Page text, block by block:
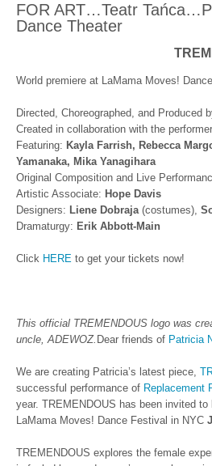
FOR ART…Teatr
Dance Theater
World premiere at LaMama Moves!
Directed, Choreographed, and Produced
Created in collaboration with the
Featuring: Kayla Farrish, Rebecca
Yamanaka, Mika Yanagihara
Original Composition and Live
Artistic Associate: Hope Davis
Designers: Liene Dobraja(costumes),
Dramaturgy: Erik Abbott-Main
Click HERE to get your tickets now!
This official TREMENDOUS logo was
uncle, ADEWOZ. Dear friends of Patricia
We are creating Patricia’s latest piece,
successful performance of Replacement
year. TREMENDOUS has been invited
LaMama Moves! Dance Festival in NYC
TREMENDOUS explores the female